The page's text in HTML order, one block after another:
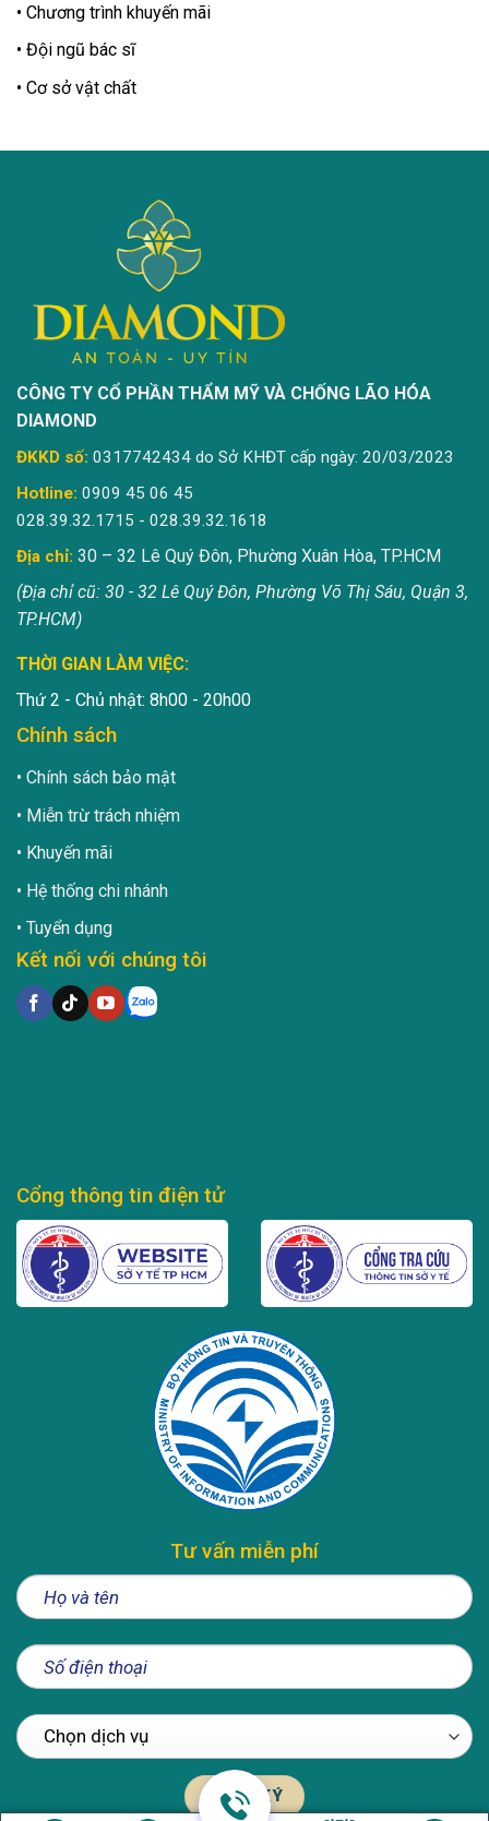
Chương trình khuyến mãi
Đội ngũ bác sĩ
Cơ sở vật chất
CÔNG TY CỔ PHẦN THẨM MỸ VÀ CHỐNG LÃO HÓA
DIAMOND
ĐKKD số: 0317742434 do Sở KHĐT cấp ngày: 20/03/2023
Hotline: 0909 45 06 45
028.39.32.1715 - 028.39.32.1618
Địa chỉ: 30 – 32 Lê Quý Đôn, Phường Xuân Hòa, TP.HCM
(Địa chỉ cũ: 30 - 32 Lê Quý Đôn, Phường Võ Thị Sáu, Quận 3,
TP.HCM)
THỜI GIAN LÀM VIỆC:
Thứ 2 - Chủ nhật: 8h00 - 20h00
Chính sách
Chính sách bảo mật
Miễn trừ trách nhiệm
Khuyến mãi
Hệ thống chi nhánh
Tuyển dụng
Kết nối với chúng tôi
Cổng thông tin điện tử
Tư vấn miễn phí